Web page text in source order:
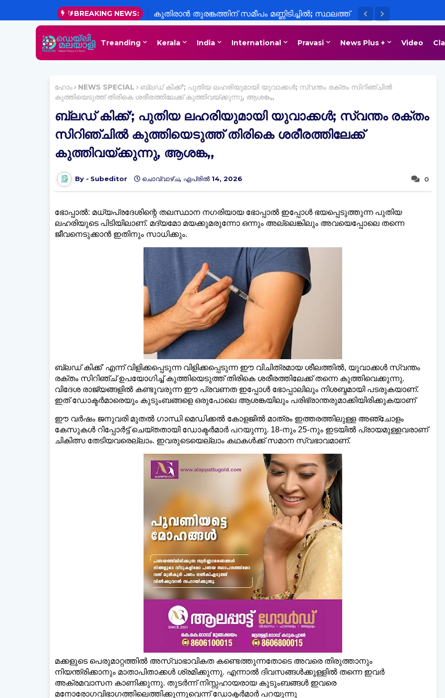
🔰BREAKING NEWS:
കുതിരാൻ തുരങ്കത്തിന് സമീപം മണ്ണിടിച്ചിൽ; സ്ഥലത്ത്
പരിശോധന ശക്തമാക്കി
Treanding Kerala India International Pravasi News Plus + Video
ഹോം NEWS SPECIAL
ബ്ലഡ് കിക്ക്'; പുതിയ ലഹരിയുമായി യുവാക്കള്‍; സ്വന്തം രക്തം സിറിഞ്ചില്‍
കുത്തിയെടുത്ത് തിരികെ ശരീരത്തിലേക്ക് കുത്തിവയ്ക്കുന്നു, ആശങ്ക,,
ബ്ലഡ് കിക്ക്'; പുതിയ ലഹരിയുമായി യുവാക്കള്‍; സ്വന്തം രക്തം
സിറിഞ്ചില്‍ കുത്തിയെടുത്ത് തിരികെ ശരീരത്തിലേക്ക്
കുത്തിവയ്ക്കുന്നു, ആശങ്ക,,
0
Subeditor ചൊവ്വാഴ്ച, ഏപ്രിൽ 14, 2026
ഭോപ്പാല്‍: മധ്യപ്രദേശിന്റെ തലസ്ഥാന നഗരിയായ ഭോപ്പാല്‍ ഇപ്പോള്‍ ഭയപ്പെടുത്തുന്ന പുതിയ
ലഹരിയുടെ പിടിയിലാണ്. മദ്യമോ മയക്കുമരുന്നോ ഒന്നും അല്ലെങ്കിലും അവയെപ്പോലെ തന്നെ
ജീവനെടുക്കാന്‍ ഇതിനും സാധിക്കും.
ബ്ലഡ് കിക്ക്' എന്ന് വിളിക്കപ്പെടുന്ന വിളിക്കപ്പെടുന്ന ഈ വിചിത്രമായ ശീലത്തില്‍, യുവാക്കള്‍ സ്വന്തം
രക്തം സിറിഞ്ച് ഉപയോഗിച്ച് കുത്തിയെടുത്ത് തിരികെ ശരീരത്തിലേക്ക് തന്നെ കുത്തിവെക്കുന്നു.
വിദേശ രാജ്യങ്ങളില്‍ കണ്ടുവരുന്ന ഈ പ്രവണത ഇപ്പോള്‍ ഭോപ്പാലിലും നിശബ്ദമായി പടരുകയാണ്.
ഇത് ഡോക്ടര്‍മാരെയും കുടുംബങ്ങളെ ഒരുപോലെ ആശങ്കയിലും പരിഭ്രാന്തരുമാക്കിയിരിക്കുകയാണ്
ഈ വര്‍ഷം ജനുവരി മുതല്‍ ഗാന്ധി മെഡിക്കല്‍ കോളജില്‍ മാത്രം ഇത്തരത്തിലുള്ള അഞ്ചോളം
കേസുകള്‍ റിപ്പോര്‍ട്ട് ചെയ്തതായി ഡോക്ടര്‍മാര്‍ പറയുന്നു. 18-നും 25-നും ഇടയില്‍ പ്രായമുള്ളവരാണ്
ചികിത്സ തേടിയവരെല്ലാം. ഇവരുടെയെല്ലാം കഥകള്‍ക്ക് സമാന സ്വഭാവമാണ്.
മക്കളുടെ പെരുമാറ്റത്തില്‍ അസ്വാഭാവികത കണ്ടെത്തുന്നതോടെ അവരെ തിരുത്താനും
നിയന്ത്രിക്കാനും മാതാപിതാക്കള്‍ ശ്രമിക്കുന്നു. എന്നാല്‍ ദിവസങ്ങള്‍ക്കുള്ളില്‍ തന്നെ ഇവര്‍
അക്രമവാസന കാണിക്കുന്നു. തുടര്‍ന്ന് നിസ്സഹായരായ കുടുംബങ്ങള്‍ ഇവരെ
മനോരോഗവിഭാഗത്തിലെത്തിക്കുന്നുവെന്ന് ഡോക്ടര്‍മാര്‍ പറയുന്നു
ഡെയ്‌ലി മലയാളി ന്യൂസ്,